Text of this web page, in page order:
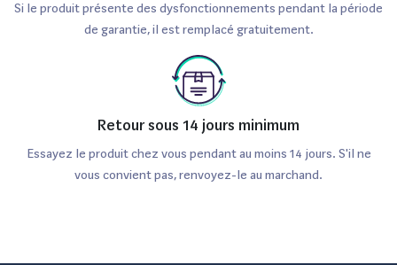
Si le produit présente des dysfonctionnements pendant la période
de garantie, il est remplacé gratuitement.
Retour sous 14 jours minimum
Essayez le produit chez vous pendant au moins 14 jours. S'il ne
vous convient pas, renvoyez-le au marchand.